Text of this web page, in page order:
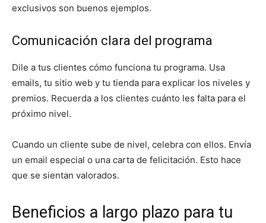
exclusivos son buenos ejemplos.
Comunicación clara del programa
Dile a tus clientes cómo funciona tu programa. Usa
emails, tu sitio web y tu tienda para explicar los niveles y
premios. Recuerda a los clientes cuánto les falta para el
próximo nivel.
Cuando un cliente sube de nivel, celebra con ellos. Envía
un email especial o una carta de felicitación. Esto hace
que se sientan valorados.
Beneficios a largo plazo para tu